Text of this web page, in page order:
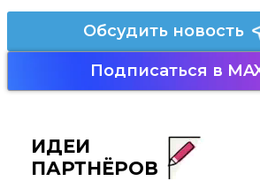
Обсудить новость
Подписаться в
ИДЕИ
ПАРТНЁРОВ